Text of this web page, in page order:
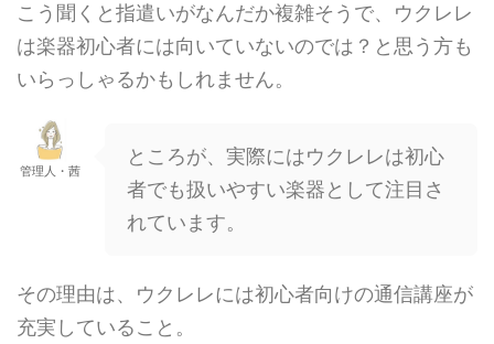
こう聞くと指遣いがなんだか複雑そうで、ウクレレ
は楽器初心者には向いていないのでは？と思う方も
いらっしゃるかもしれません。
管理人・茜
ところが、実際にはウクレレは初心
者でも扱いやすい楽器として注目さ
れています。
その理由は、ウクレレには初心者向けの通信講座が
充実していること。